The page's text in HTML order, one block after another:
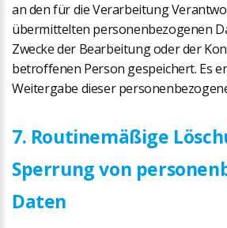
an den für die Verarbeitung
übermittelten personenbezogenen
Zwecke der Bearbeitung oder der
betroffenen Person gespeichert. Es
Weitergabe dieser
7. Routinemäßige
Sperrung von
Daten